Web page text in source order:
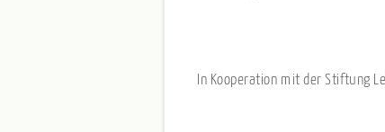
In Kooperation mit der Stiftung